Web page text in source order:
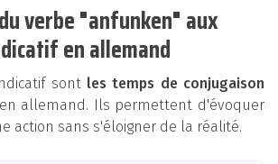
verbe "anfunken" aux
en allemand
sont les temps de conjugaison
en allemand. Ils permettent d'évoquer
action sans s'éloigner de la réalité.